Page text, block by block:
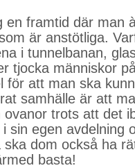
en framtid där man
är anstötliga.
i tunnelbanan,
tjocka människor
för att man ska
samhälle är att
trots att det
sin egen avdelning
dom också ha
basta!